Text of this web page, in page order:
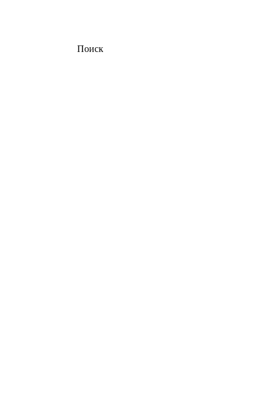
Поиск